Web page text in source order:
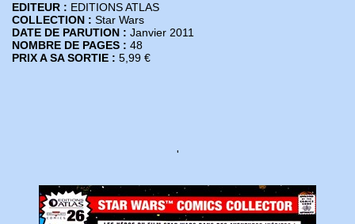
EDITEUR : EDITIONS ATLAS
COLLECTION : Star Wars
DATE DE PARUTION : Janvier 2011
NOMBRE DE PAGES : 48
PRIX A SA SORTIE : 5,99 €
'